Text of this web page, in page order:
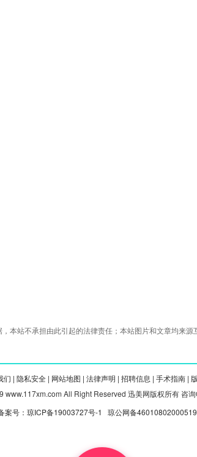
本站不承担由此引起的法律责任；本站图片和文章均来
们 | 隐私安全 | 网站地图 | 法律声明 | 招聘信息 | 手术指南 |
www.117xm.com All Right Reserved 迅美网版权所有 咨
案号：琼ICP备19003727号-1
琼公网备